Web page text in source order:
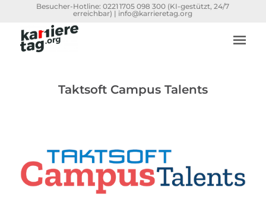
Besucher-Hotline:0221 1705 098 300 (KI-gestützt, 24/7
erreichbar) | info@karrieretag.org
Taktsoft Campus Talents